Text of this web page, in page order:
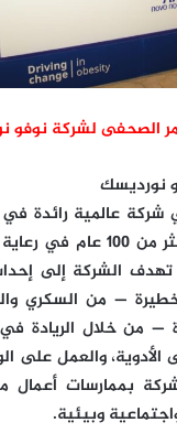
الصحفى لشركة نوفو
نورديسك
عالمية رائدة في
ولها تاريخ يمتد لأكثر
الشركة إلى
— من السكري
— من خلال الريادة
والعمل على
بممارسات أعمال
وبيئية.